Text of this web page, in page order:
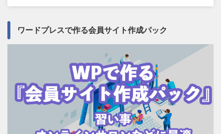
ワードプレスで作る会員サイト作成パック